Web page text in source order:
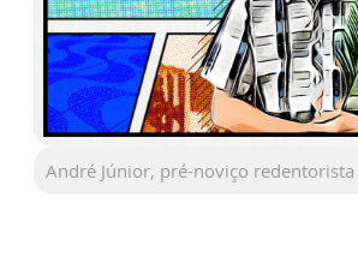
André Júnior, pré-noviço redentorista